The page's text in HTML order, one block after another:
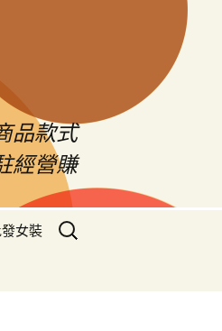
品款式
經營賺
女裝
搜
尋